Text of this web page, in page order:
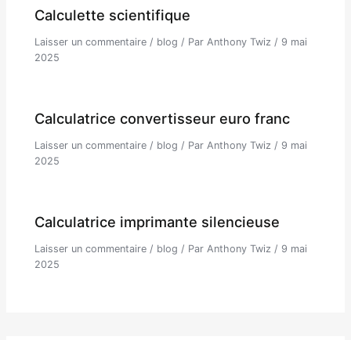
Calculette scientifique
Laisser un commentaire / blog / ParAnthony Twiz/ 9 mai
2025
Calculatrice convertisseur euro franc
Laisser un commentaire / blog / ParAnthony Twiz/ 9 mai
2025
Calculatrice imprimante silencieuse
Laisser un commentaire / blog / ParAnthony Twiz/ 9 mai
2025